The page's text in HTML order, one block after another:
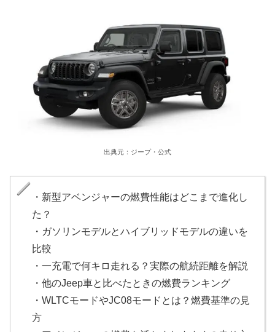
出典元：ジープ・公式
・新型アベンジャーの燃費性能はどこまで進化し
た？
・ガソリンモデルとハイブリッドモデルの違いを
比較
・一充電で何キロ走れる？実際の航続距離を解説
・他のJeep車と比べたときの燃費ランキング
・WLTCモードやJC08モードとは？燃費基準の見
方